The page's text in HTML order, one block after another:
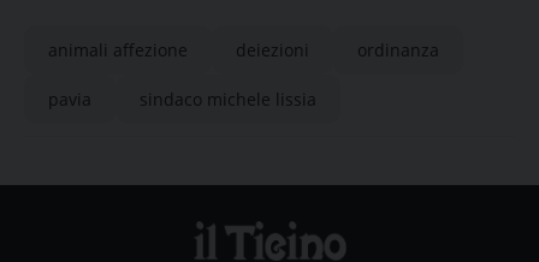
animali affezione deiezioni ordinanza
pavia sindaco michele lissia